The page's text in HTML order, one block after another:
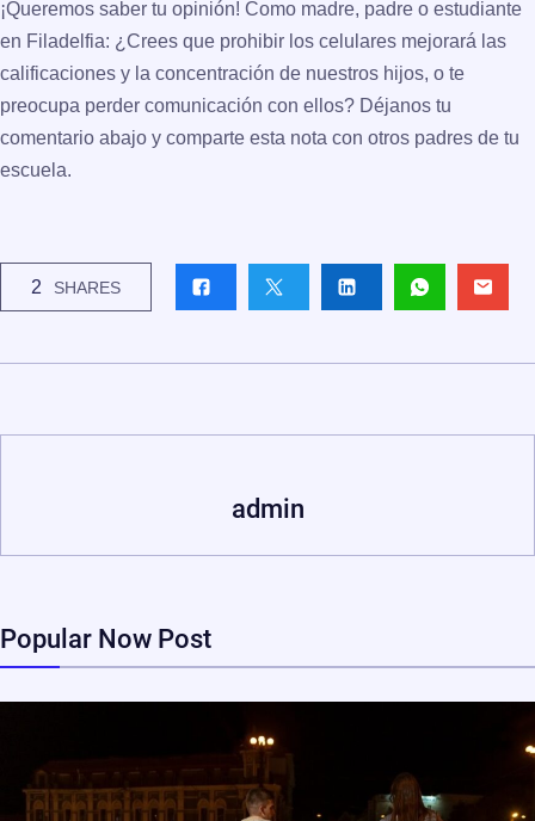
¡Queremos saber tu opinión! Como madre, padre o estudiante
en Filadelfia: ¿Crees que prohibir los celulares mejorará las
calificaciones y la concentración de nuestros hijos, o te
preocupa perder comunicación con ellos? Déjanos tu
comentario abajo y comparte esta nota con otros padres de tu
escuela.
2 SHARES
admin
Popular Now Post